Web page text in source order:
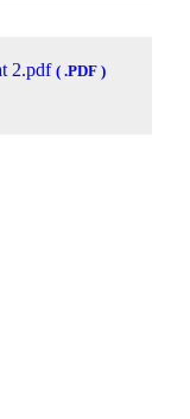
2.pdf ( .PDF )